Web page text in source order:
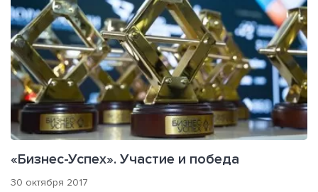
«Бизнес-Успех». Участие и победа
30 октября 2017